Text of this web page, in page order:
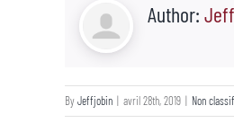
Author:
ByJeffjobin | avril 28th, 2019 | Non